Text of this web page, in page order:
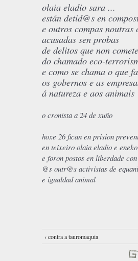
olaia eladio sara ...
están detid@s en
e outros compas noutras
acusadas sen probas
de delitos que non
do chamado eco-
e como se chama o que
os gobernos e as
á natureza e aos
o cronista a 24 de xuño
hoxe 26 fican en prision
en teixeiro olaia eladio e eneko
e foron postos en liberdade
@s outr@s activistas de
e igualdad animal
‹ contra a tauromaquia